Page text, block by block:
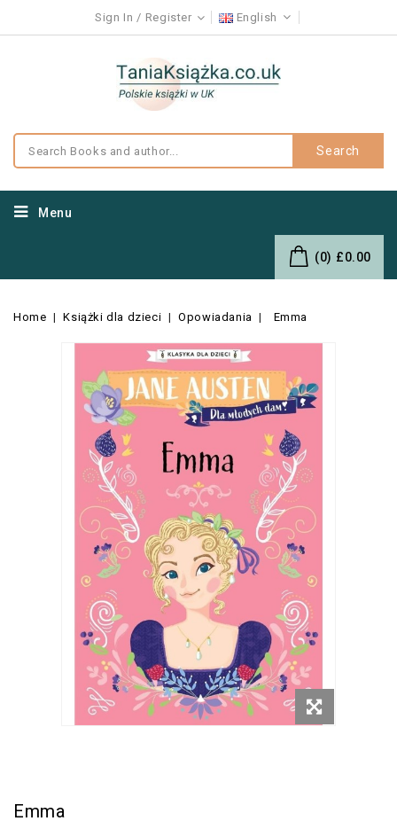
Sign In Register English
Search
Menu
(0) £0.00
Home Książki dla dzieci Opowiadania Emma
Emma